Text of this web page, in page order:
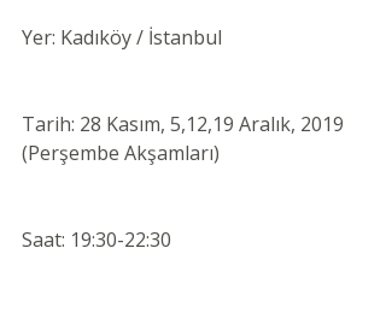
Yer: Kadıköy / İstanbul
Tarih: 28 Kasım, 5,12,19 Aralık, 2019
(Perşembe Akşamları)
Saat: 19:30-22:30